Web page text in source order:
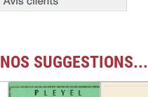
NOS SUGGESTIONS...